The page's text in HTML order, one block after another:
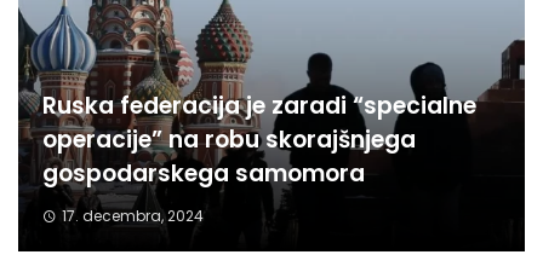
Ruska federacija je zaradi “specialne
operacije” na robu skorajšnjega
gospodarskega samomora
17. decembra, 2024